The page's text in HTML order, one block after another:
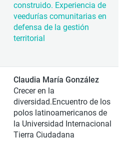
construido. Experiencia de
veedurías comunitarias en
defensa de la gestión
territorial
Claudia María González
Crecer en la
diversidad.Encuentro de los
polos latinoamericanos de
la Universidad Internacional
Tierra Ciudadana